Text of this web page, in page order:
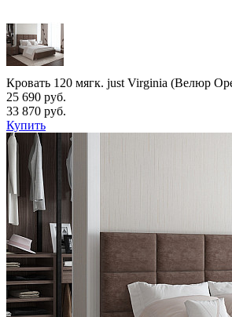
Кровать 120 мягк. just Virginia (Велюр
25 690 руб.
33 870 руб.
Купить